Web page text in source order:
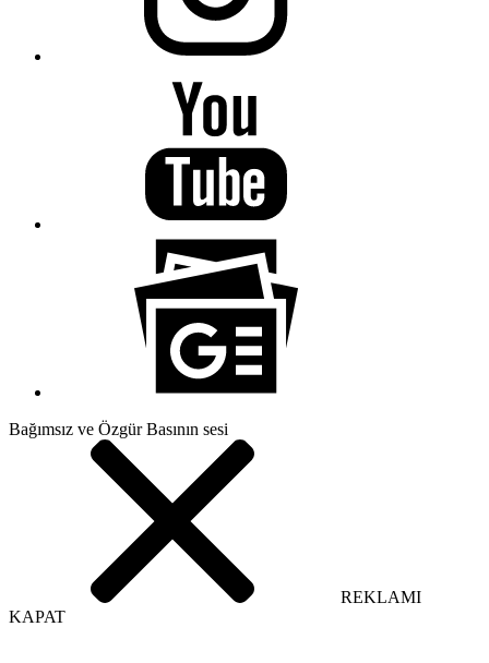
Bağımsız ve Özgür Basının sesi
REKLAMI
KAPAT